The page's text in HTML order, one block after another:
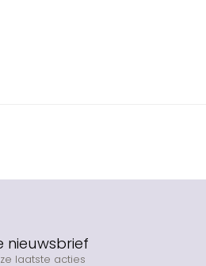
nieuwsbrief
laatste acties